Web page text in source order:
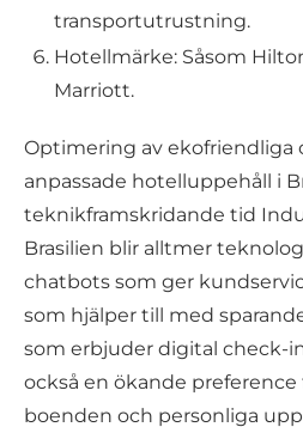
transportutrustning.
Hotellmärke: Såsom
Marriott.
Optimering av ekofriendliga
anpassade hotelluppehåll i
teknikframskridande tid
Brasilien blir alltmer
chatbots som ger
som hjälper till med
som erbjuder digital check-
också en ökande
boenden och personliga